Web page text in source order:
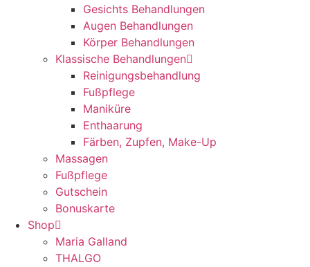
Gesichts Behandlungen
Augen Behandlungen
Körper Behandlungen
Klassische Behandlungen
Reinigungsbehandlung
Fußpflege
Maniküre
Enthaarung
Färben, Zupfen, Make-Up
Massagen
Fußpflege
Gutschein
Bonuskarte
Shop
Maria Galland
THALGO